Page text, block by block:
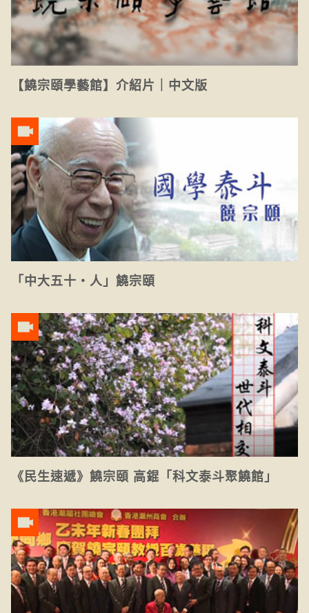
【饒宗頤學藝館】介紹片｜中文版
「中大五十‧人」饒宗頤
《民生速遞》饒宗頤 高錕「科文泰斗聚饒館」